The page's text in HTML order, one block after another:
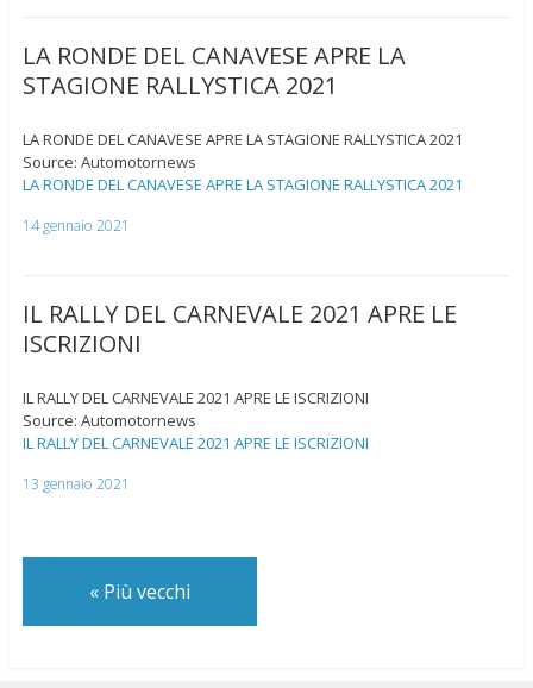
LA RONDE DEL CANAVESE APRE LA
STAGIONE RALLYSTICA 2021
LA RONDE DEL CANAVESE APRE LA STAGIONE RALLYSTICA 2021
Source: Automotornews
LA RONDE DEL CANAVESE APRE LA STAGIONE RALLYSTICA 2021
14 gennaio 2021
IL RALLY DEL CARNEVALE 2021 APRE LE
ISCRIZIONI
IL RALLY DEL CARNEVALE 2021 APRE LE ISCRIZIONI
Source: Automotornews
IL RALLY DEL CARNEVALE 2021 APRE LE ISCRIZIONI
13 gennaio 2021
«Più vecchi